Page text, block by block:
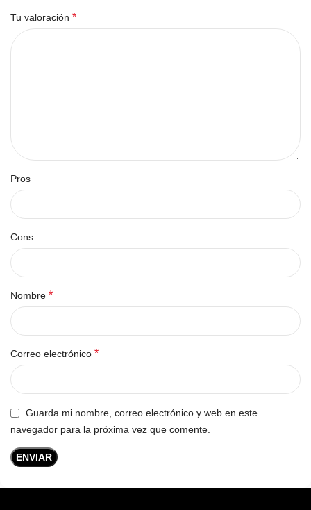
Tu valoración *
Pros
Cons
Nombre *
Correo electrónico *
Guarda mi nombre, correo electrónico y web en este
navegador para la próxima vez que comente.